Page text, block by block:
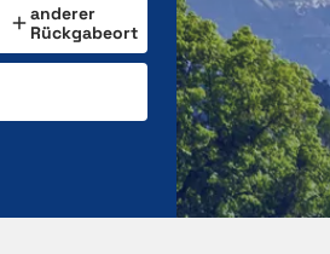
anderer
Rückgabeort